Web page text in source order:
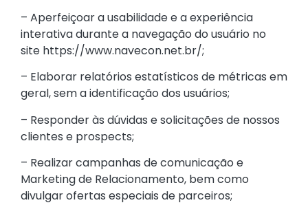
– Aperfeiçoar a usabilidade e a experiência
interativa durante a navegação do usuário no
site https://www.navecon.net.br/;
– Elaborar relatórios estatísticos de métricas em
geral, sem a identificação dos usuários;
– Responder às dúvidas e solicitações de nossos
clientes e prospects;
– Realizar campanhas de comunicação e
Marketing de Relacionamento, bem como
divulgar ofertas especiais de parceiros;